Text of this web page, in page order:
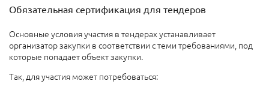
Обязательная сертификация для тендеров
Основные условия участия в тендерах устанавливает
организатор закупки в соответствии с теми требованиями, под
которые попадает объект закупки.
Так, для участия может потребоваться: